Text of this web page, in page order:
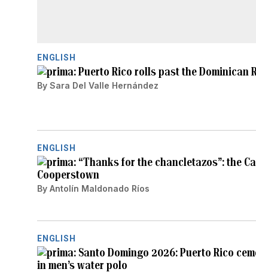
ENGLISH
Puerto Rico rolls past the
By Sara Del Valle Hernández
ENGLISH
“Thanks for the chancletazos”: the
Cooperstown
By Antolín Maldonado Ríos
ENGLISH
Santo Domingo 2026: Puerto Rico
in men’s water polo